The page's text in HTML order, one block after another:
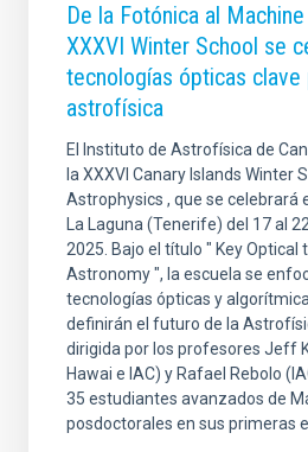
De la Fotónica al
XXXVI Winter School se
tecnologías ópticas clave
astrofísica
El Instituto de Astrofísica de
la XXXVI Canary Islands Winter
Astrophysics , que se celebrará
La Laguna (Tenerife) del 17 al
2025. Bajo el título " Key
Astronomy ", la escuela se
tecnologías ópticas y
definirán el futuro de la
dirigida por los profesores Jeff
Hawai e IAC) y Rafael Rebolo
35 estudiantes avanzados de
posdoctorales en sus primeras